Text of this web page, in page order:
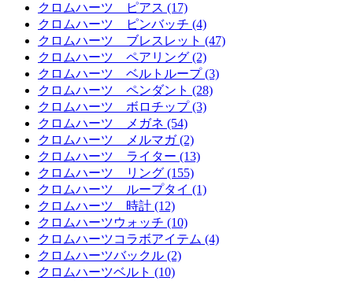
クロムハーツ ピアス (17)
クロムハーツ ピンバッチ (4)
クロムハーツ ブレスレット (47)
クロムハーツ ペアリング (2)
クロムハーツ ベルトループ (3)
クロムハーツ ペンダント (28)
クロムハーツ ボロチップ (3)
クロムハーツ メガネ (54)
クロムハーツ メルマガ (2)
クロムハーツ ライター (13)
クロムハーツ リング (155)
クロムハーツ ループタイ (1)
クロムハーツ 時計 (12)
クロムハーツウォッチ (10)
クロムハーツコラボアイテム (4)
クロムハーツバックル (2)
クロムハーツベルト (10)